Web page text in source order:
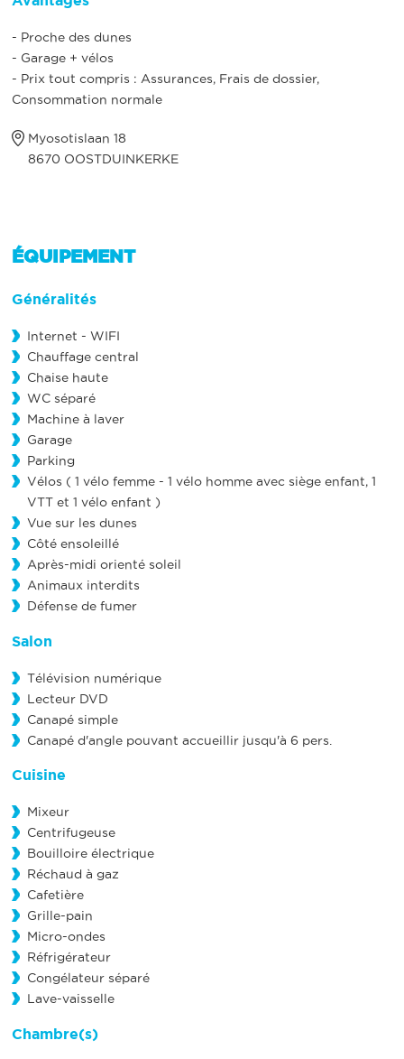
- Proche des dunes
- Garage + vélos
- Prix tout compris : Assurances, Frais de dossier,
Consommation normale
Myosotislaan 18
8670 OOSTDUINKERKE
ÉQUIPEMENT
Généralités
Internet - WIFI
Chauffage central
Chaise haute
WC séparé
Machine à laver
Garage
Parking
Vélos ( 1 vélo femme - 1 vélo homme avec siège enfant, 1
VTT et 1 vélo enfant )
Vue sur les dunes
Côté ensoleillé
Après-midi orienté soleil
Animaux interdits
Défense de fumer
Salon
Télévision numérique
Lecteur DVD
Canapé simple
Canapé d'angle pouvant accueillir jusqu'à 6 pers.
Cuisine
Mixeur
Centrifugeuse
Bouilloire électrique
Réchaud à gaz
Cafetière
Grille-pain
Micro-ondes
Réfrigérateur
Congélateur séparé
Lave-vaisselle
Chambre(s)